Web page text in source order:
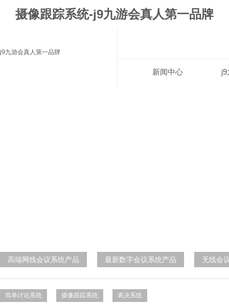
摄像跟踪系统-j9九游会真人第一品牌
j9九游会真人第一品牌
新闻中心
高端网线会议系统产品 最新数字会议系统产品 无线会
简单讨论系统 摄像跟踪系统 表决系统